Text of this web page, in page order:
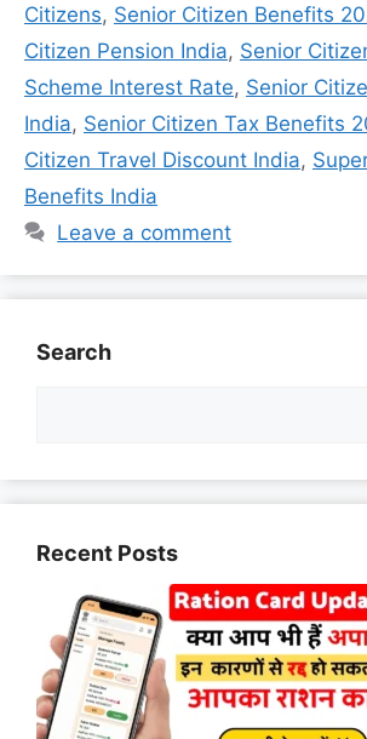
Citizens, Senior Citizen Benefits
Citizen Pension India, Senior
Scheme Interest Rate, Senior
India, Senior Citizen Tax Benefits
Citizen Travel Discount India,
Benefits India
Leave a comment
Search
Recent Posts